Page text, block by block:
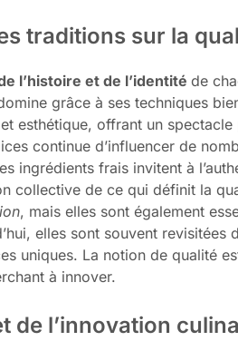
traditions sur la
l’histoire et de l’identité de
grâce à ses techniques
esthétique, offrant un
continue d’influencer de
ingrédients frais invitent à
collective de ce qui définit la
, mais elles sont également
elles sont souvent revisitées
uniques. La notion de qualité
à innover.
de l’innovation